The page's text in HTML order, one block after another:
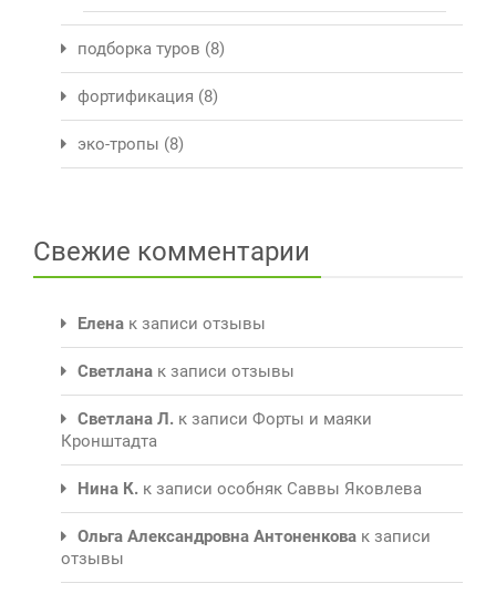
подборка туров (8)
фортификация (8)
эко-тропы (8)
Свежие комментарии
Елена к записи отзывы
Светлана к записи отзывы
Светлана Л. к записи Форты и маяки
Кронштадта
Нина К. к записи особняк Саввы Яковлева
Ольга Александровна Антоненкова к записи
отзывы